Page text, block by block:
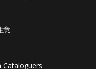
意
Cataloguers